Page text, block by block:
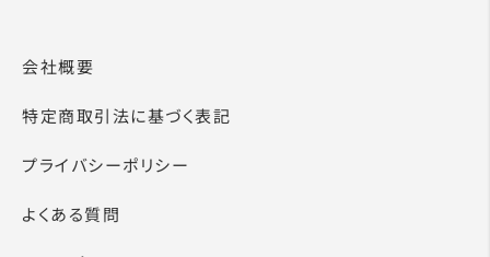
会社概要
特定商取引法に基づく表記
プライバシーポリシー
よくある質問